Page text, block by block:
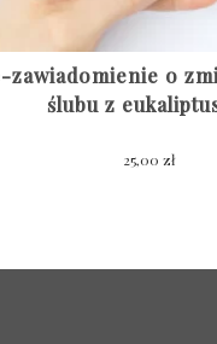
zawiadomienie o
ślubu z
25,00zł